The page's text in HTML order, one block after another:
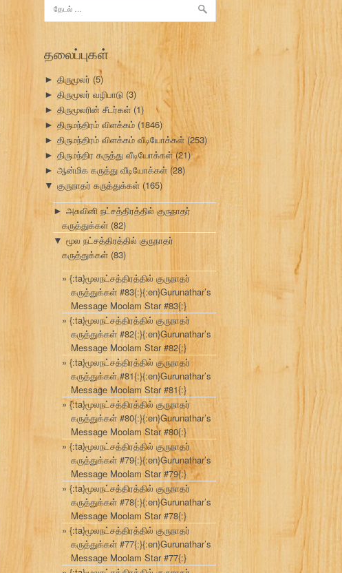
தேடு:
தலைப்புகள்
► திருமூலர் (5)
► திருமூலர் வழிபாடு (3)
► திருமூலரின் சீடர்கள் (1)
► திருமந்திரம் விளக்கம் (1846)
► திருமந்திரம் விளக்கம் வீடியோக்கள்(253)
► திருமந்திர கருத்து வீடியோக்கள்(21)
► ஆன்மிக கருத்து வீடியோக்கள் (28)
▼ குருநாதர் கருத்துக்கள் (165)
► அசுவினி நட்சத்திரத்தில் குருநாதர்
கருத்துக்கள் (82)
▼ மூல நட்சத்திரத்தில் குருநாதர்
கருத்துக்கள் (83)
{:ta}மூலநட்சத்திரத்தில் குருநாதர்
கருத்துக்கள் #83{:}{:en}Gurunathar’s
Message Moolam Star #83{:}
{:ta}மூலநட்சத்திரத்தில் குருநாதர்
கருத்துக்கள் #82{:}{:en}Gurunathar’s
Message Moolam Star #82{:}
{:ta}மூலநட்சத்திரத்தில் குருநாதர்
கருத்துக்கள் #81{:}{:en}Gurunathar’s
Message Moolam Star #81{:}
{:ta}மூலநட்சத்திரத்தில் குருநாதர்
கருத்துக்கள் #80{:}{:en}Gurunathar’s
Message Moolam Star #80{:}
{:ta}மூலநட்சத்திரத்தில் குருநாதர்
கருத்துக்கள் #79{:}{:en}Gurunathar’s
Message Moolam Star #79{:}
{:ta}மூலநட்சத்திரத்தில் குருநாதர்
கருத்துக்கள் #78{:}{:en}Gurunathar’s
Message Moolam Star #78{:}
{:ta}மூலநட்சத்திரத்தில் குருநாதர்
கருத்துக்கள் #77{:}{:en}Gurunathar’s
Message Moolam Star #77{:}